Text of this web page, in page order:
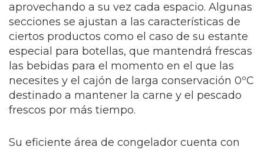
aprovechando a su vez cada espacio. Algunas
secciones se ajustan a las características de
ciertos productos como el caso de su estante
especial para botellas, que mantendrá frescas
las bebidas para el momento en el que las
necesites y el cajón de larga conservación 0ºC
destinado a mantener la carne y el pescado
frescos por más tiempo.
Su eficiente área de congelador cuenta con